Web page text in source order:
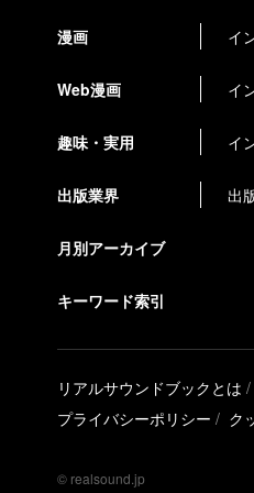
漫画 イ
Web漫画 イ
趣味・実用 イ
出版業界 出
月別アーカイブ
キーワード索引
リアルサウンドブックとは
プライバシーポリシー
ク
© realsound.jp